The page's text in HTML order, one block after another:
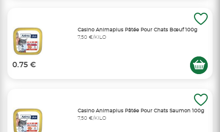
Casino Animaplus Pâtée Pour Chats Bœuf 100g
7,50 €/KILO
0.75 €
Casino Animaplus Pâtée Pour Chats Saumon 100g
7,50 €/KILO